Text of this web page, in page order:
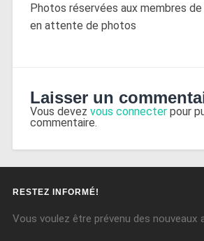
Photos réservées aux membres de
en attente de photos
Laisser un
Vous devez vous connecterpour
commentaire.
RESTEZ INFORMÉ!
Vous voulez être prévenu des nouveaux